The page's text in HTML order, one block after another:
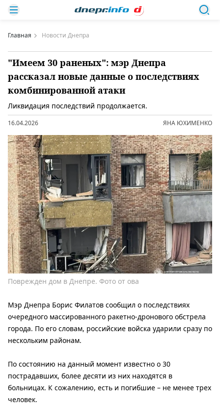
Главная Новости Днепра
"Имеем 30 раненых": мэр Днепра
рассказал новые данные о последствиях
комбинированной атаки
Ликвидация последствий продолжается.
16.04.2026 ЯНА ЮХИМЕНКО
Поврежден дом в Днепре. Фото от ова
Мэр Днепра Борис Филатов сообщил о последствиях
очередного массированного ракетно-дронового обстрела
города. По его словам, российские войска ударили сразу по
нескольким районам.
По состоянию на данный момент известно о 30
пострадавших, более десяти из них находятся в
больницах. К сожалению, есть и погибшие – не менее трех
человек.